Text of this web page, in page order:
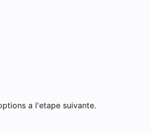
a l'etape suivante.